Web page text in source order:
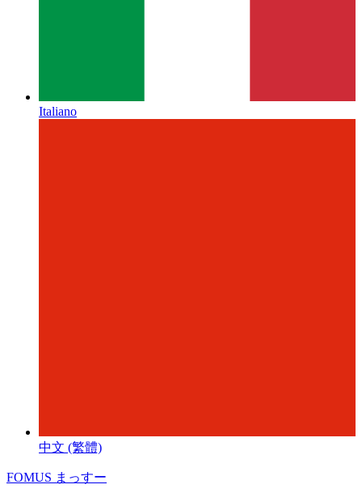
Italiano
中文 (繁體)
FOMUS まっすー